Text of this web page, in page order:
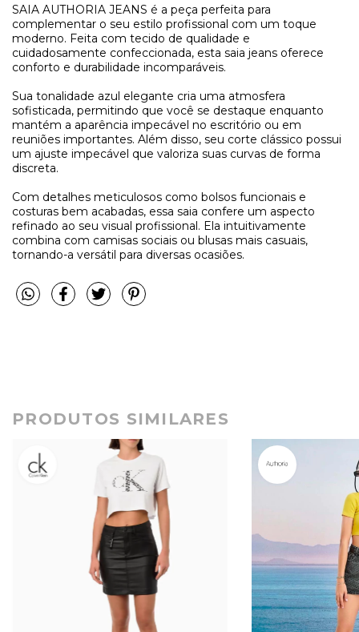
SAIA AUTHORIA JEANS é a peça perfeita para
complementar o seu estilo profissional com um toque
moderno. Feita com tecido de qualidade e
cuidadosamente confeccionada, esta saia jeans oferece
conforto e durabilidade incomparáveis.
Sua tonalidade azul elegante cria uma atmosfera
sofisticada, permitindo que você se destaque enquanto
mantém a aparência impecável no escritório ou em
reuniões importantes. Além disso, seu corte clássico possui
um ajuste impecável que valoriza suas curvas de forma
discreta.
Com detalhes meticulosos como bolsos funcionais e
costuras bem acabadas, essa saia confere um aspecto
refinado ao seu visual profissional. Ela intuitivamente
combina com camisas sociais ou blusas mais casuais,
tornando-a versátil para diversas ocasiões.
PRODUTOS SIMILARES